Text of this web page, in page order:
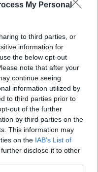
My Personal
to third parties, or
information for
the below opt-out
note that after your
continue seeing
information utilized by
to third parties prior to
out of the further
by third parties on the
This information may
on the IAB’s List of
disclose it to other
στο α' εξάμηνο – Στα 734
Νέες επενδύσεις 1
ευρώ ως το 2028 για την
την αγορά leasing